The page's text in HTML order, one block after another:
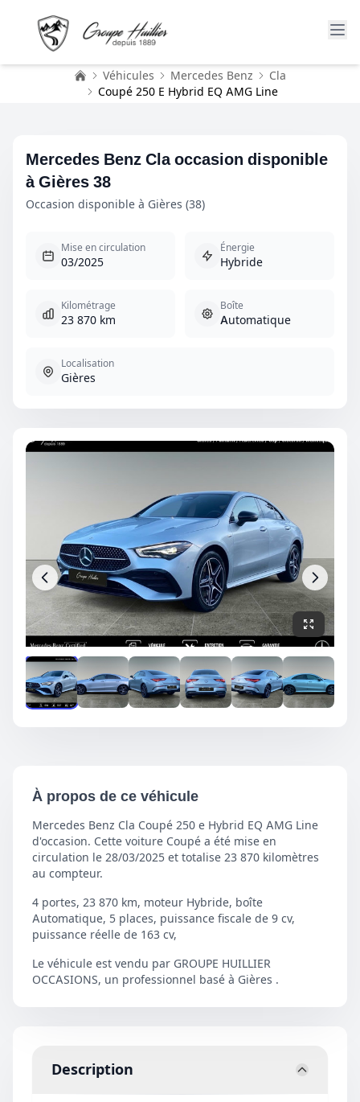
Accueil
Véhicules Mercedes Benz
Cla
Coupé 250 E Hybrid EQ AMG Line
Mercedes Benz Cla occasion disponible
à Gières 38
Occasion disponible à Gières (38)
Mise en circulation
03/2025
Énergie
Hybride
Kilométrage
23 870 km
Boîte
Automatique
Localisation
Gières
Description
À propos de ce véhicule
Mercedes Benz Cla Coupé 250 e Hybrid EQ AMG Line
d'occasion. Cette voiture Coupé a été mise en
circulation le 28/03/2025 et totalise 23 870 kilomètres
au compteur.
4 portes, 23 870 km, moteur Hybride, boîte
Automatique, 5 places, puissance fiscale de 9 cv,
puissance réelle de 163 cv,
Le véhicule est vendu par GROUPE HUILLIER
OCCASIONS, un professionnel basé à Gières .